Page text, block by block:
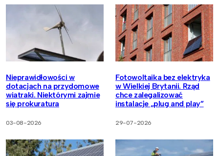
Nieprawidłowości w
dotacjach na przydomowe
wiatraki. Niektórymi zajmie
się prokuratura
03-08-2026
Fotowoltaika bez elektryka
w Wielkiej Brytanii. Rząd
chce zalegalizować
instalacje „plug and play”
29-07-2026